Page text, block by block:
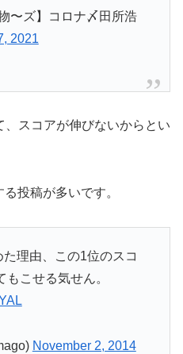
〜ズ】コロナ〆田所浩
2021
スコアが伸びないからとい
投稿が多いです。
理由、この1位のスコ
こせる気せん。
November 2, 2014